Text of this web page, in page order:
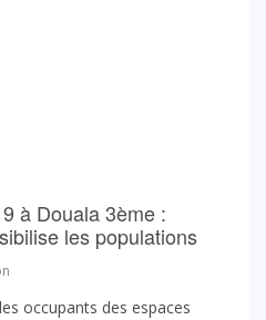
à Douala 3ème :
les populations
occupants des espaces